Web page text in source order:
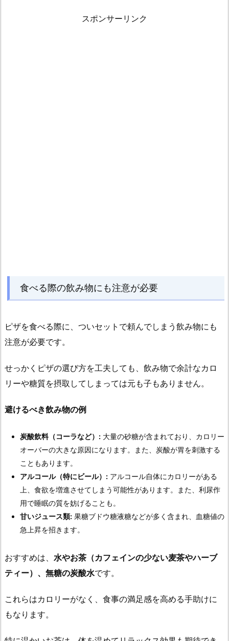
スポンサーリンク
食べる際の飲み物にも注意が必要
ピザを食べる際に、ついセットで頼んでしまう飲み物にも
注意が必要です。
せっかくピザの選び方を工夫しても、飲み物で余計なカロ
リーや糖質を摂取してしまっては元も子もありません。
避けるべき飲み物の例
炭酸飲料（コーラなど）: 大量の砂糖が含まれており、カロリー
オーバーの大きな原因になります。また、炭酸が胃を刺激する
こともあります。
アルコール（特にビール）: アルコール自体にカロリーがある
上、食欲を増進させてしまう可能性があります。また、利尿作
用で睡眠の質を妨げることも。
甘いジュース類: 果糖ブドウ糖液糖などが多く含まれ、血糖値の
急上昇を招きます。
おすすめは、 水やお茶（カフェインの少ない麦茶やハーブ
ティー）、無糖の炭酸水です。
これらはカロリーがなく、食事の満足感を高める手助けに
もなります。